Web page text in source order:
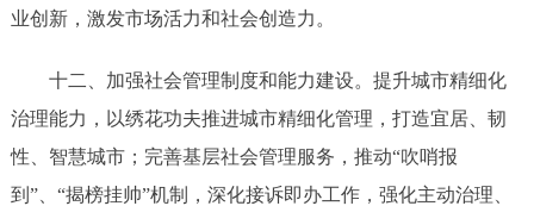
业创新，激发市场活力和社会创造力 。
十二
加强社会管理制度和能力建设。提升城市精细化
治理能力，以绣花功夫推进城市精细化管理，打造宜居、韧
性、智慧城市；完善基层社会管理服务，推动“吹哨报
到”、“揭榜挂帅”机制，深化接诉即办工作，强化主动治理、